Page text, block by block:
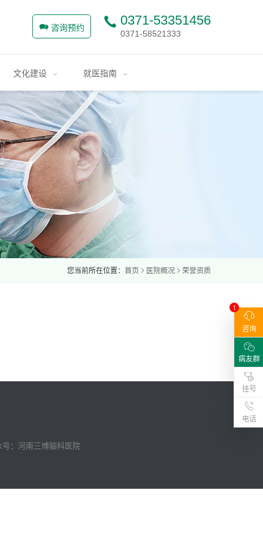
0371-53351456
0371-58521333
咨询预约
文化建设 就医指南
您当前所在位置： 首页 医院概况 荣誉资质
： 河南三博脑科医院
咨询
1
病友群
挂号
电话